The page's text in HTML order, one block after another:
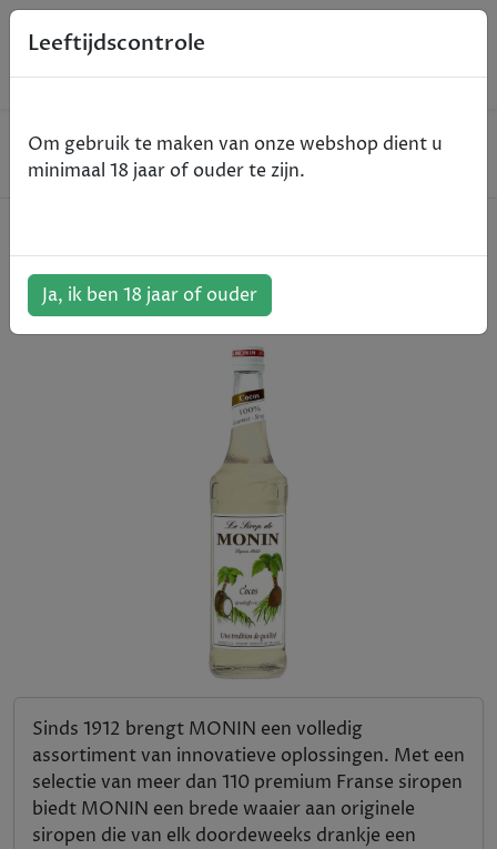
Home
Non-Alcohol
Monin Sirop Cocos Coconut - kokosnoot - 70cl
kokosnoot - 70cl
ArtikelNummer:801491
Sinds 1912 brengt MONIN een volledig
assortiment van innovatieve oplossingen. Met een
selectie van meer dan 110 premium Franse siropen
biedt MONIN een brede waaier aan originele
siropen die van elk doordeweeks drankje een
Leeftijdscontrole
Om gebruik te maken van onze webshop dient u
minimaal 18 jaar of ouder te zijn.
Ja, ik ben 18 jaar of ouder